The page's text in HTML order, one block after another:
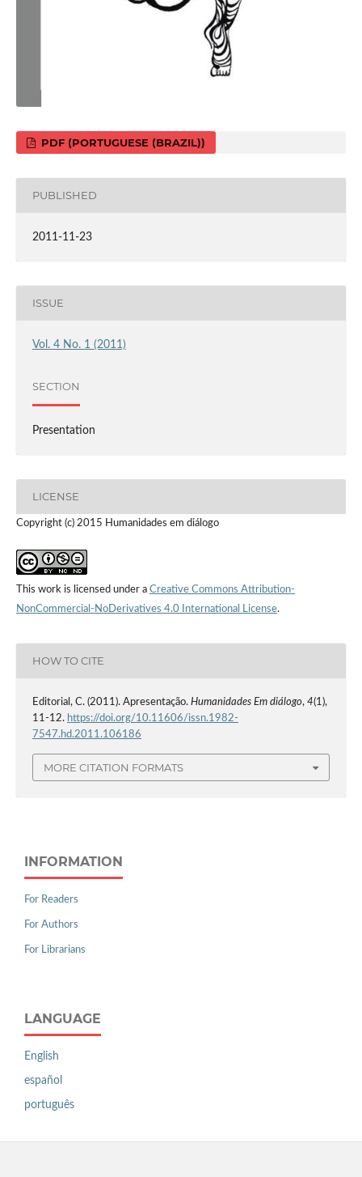
PDF (PORTUGUESE (BRAZIL))
PUBLISHED
2011-11-23
ISSUE
Vol. 4 No. 1 (2011)
SECTION
Presentation
LICENSE
Copyright (c) 2015 Humanidades em diálogo
This work is licensed under a Creative Commons Attribution-
NonCommercial-NoDerivatives 4.0 International License.
HOW TO CITE
Editorial, C. (2011). Apresentação. Humanidades Em diálogo, 4(1),
11-12. https://doi.org/10.11606/issn.1982-
7547.hd.2011.106186
MORE CITATION FORMATS
INFORMATION
For Readers
For Authors
For Librarians
LANGUAGE
English
español
português